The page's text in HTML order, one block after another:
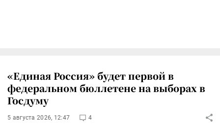
«Единая Россия» будет первой в
федеральном бюллетене на выборах в
Госдуму
5 августа 2026, 12:47 4